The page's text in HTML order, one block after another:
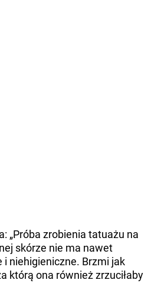
„Próba zrobienia tatuażu na
skórze nie ma nawet
i niehigieniczne. Brzmi jak
którą ona również zrzuciłaby